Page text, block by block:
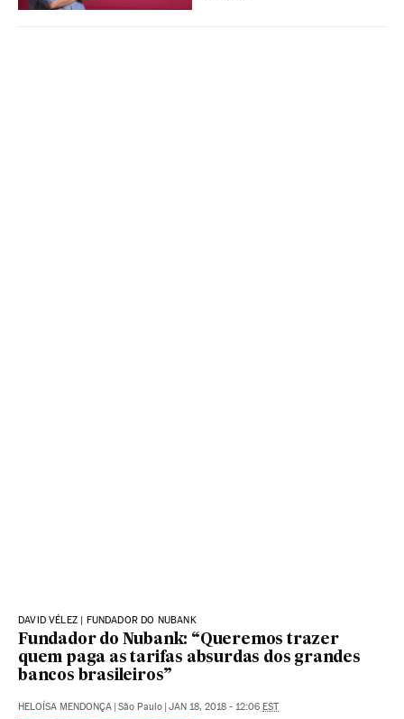
DAVID VÉLEZ | FUNDADOR DO NUBANK
Fundador do Nubank: “Queremos trazer
quem paga as tarifas absurdas dos grandes
bancos brasileiros”
HELOÍSA MENDONÇA | São Paulo | JAN 18, 2018 - 12:06 EST